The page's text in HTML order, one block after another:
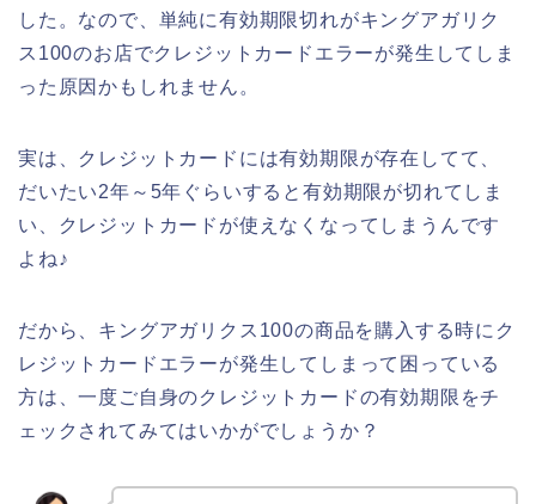
した。なので、単純に有効期限切れがキングアガリク
ス100のお店でクレジットカードエラーが発生してしま
った原因かもしれません。
実は、クレジットカードには有効期限が存在してて、
だいたい2年～5年ぐらいすると有効期限が切れてしま
い、クレジットカードが使えなくなってしまうんです
よね♪
だから、キングアガリクス100の商品を購入する時にク
レジットカードエラーが発生してしまって困っている
方は、一度ご自身のクレジットカードの有効期限をチ
ェックされてみてはいかがでしょうか？